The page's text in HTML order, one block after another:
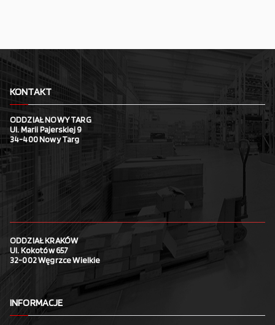
KONTAKT
ODDZIAŁ NOWY TARG
Ul. Marii Pajerskiej 9
34-400 Nowy Targ
ODDZIAŁ KRAKÓW
Ul. Kokotów 657
32-002 Węgrzce Wielkie
INFORMACJE